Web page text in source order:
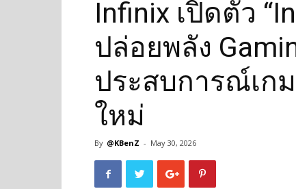
Infinix เปิดตัว
ปล่อยพลัง
ประสบการณ์เก
ใหม่
By @KBenZ - May 30, 2026